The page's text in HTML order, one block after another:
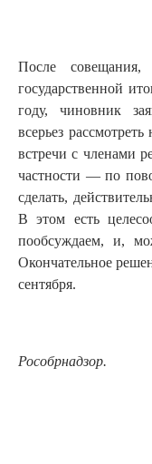
После совещания,
государственной
году, чиновник
всерьез
встречи с членами
частности — по
сделать,
В этом есть
пообсуждаем, и,
Окончательное
сентября.
Рособрнадзор.